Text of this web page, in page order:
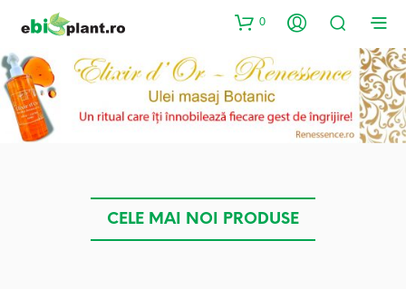
0
CELE MAI NOI PRODUSE